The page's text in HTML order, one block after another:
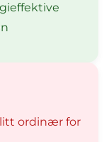
litt ordinær for